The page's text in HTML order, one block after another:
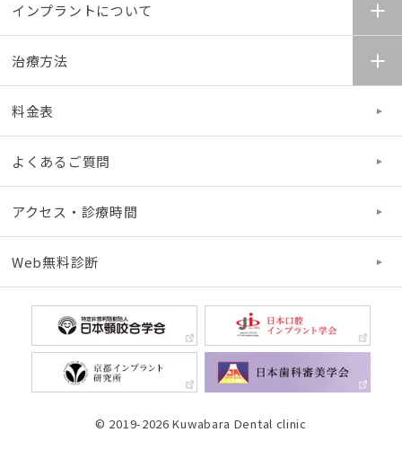
インプラントについて
治療方法
料金表
よくあるご質問
アクセス・診療時間
Web無料診断
© 2019-2026 Kuwabara Dental clinic